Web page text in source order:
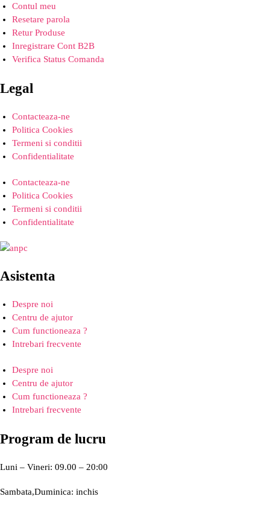
Contul meu
Resetare parola
Retur Produse
Inregistrare Cont B2B
Verifica Status Comanda
Legal
Contacteaza-ne
Politica Cookies
Termeni si conditii
Confidentialitate
Contacteaza-ne
Politica Cookies
Termeni si conditii
Confidentialitate
Asistenta
Despre noi
Centru de ajutor
Cum functioneaza ?
Intrebari frecvente
Despre noi
Centru de ajutor
Cum functioneaza ?
Intrebari frecvente
Program de lucru
Luni – Vineri: 09.00 – 20:00
Sambata,Duminica: inchis